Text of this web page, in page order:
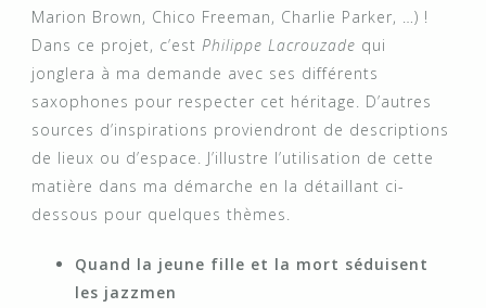
Marion Brown, Chico Freeman, Charlie Parker, …) !
Dans ce projet, c’est Philippe Lacrouzade qui
jonglera à ma demande avec ses différents
saxophones pour respecter cet héritage. D’autres
sources d’inspirations proviendront de descriptions
de lieux ou d’espace. J’illustre l’utilisation de cette
matière dans ma démarche en la détaillant ci-
dessous pour quelques thèmes.
Quand la jeune fille et la mort séduisent
les jazzmen